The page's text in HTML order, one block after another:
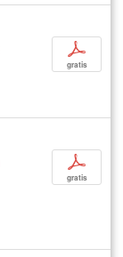
p
gratis
p
gratis